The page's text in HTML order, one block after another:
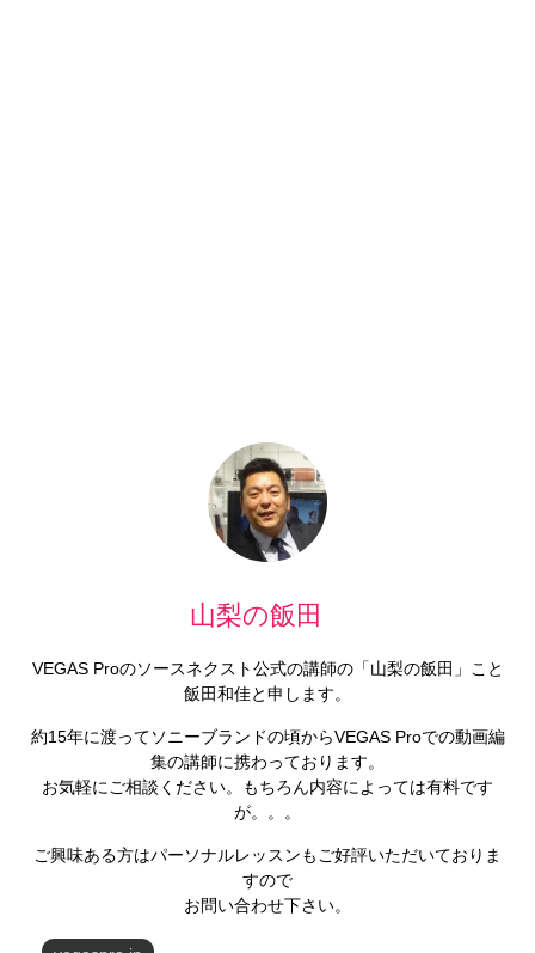
山梨の飯田
VEGAS Proのソースネクスト公式の講師の「山梨の飯田」こと
飯田和佳と申します。
約15年に渡ってソニーブランドの頃からVEGAS Proでの動画編
集の講師に携わっております。
お気軽にご相談ください。もちろん内容によっては有料です
が。。。
ご興味ある方はパーソナルレッスンもご好評いただいておりま
すので
お問い合わせ下さい。